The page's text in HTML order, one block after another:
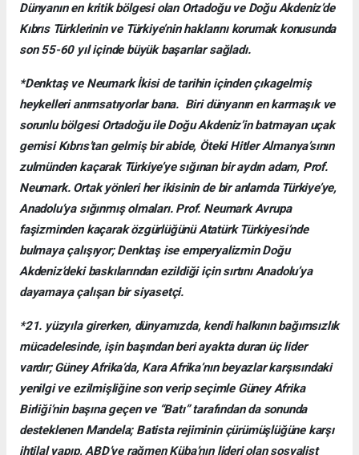
Dünyanın en kritik bölgesi olan Ortadoğu ve Doğu Akdeniz’de
Kıbrıs Türklerinin ve Türkiye’nin haklarını korumak konusunda
son 55-60 yıl içinde büyük başarılar sağladı.
*Denktaş ve Neumark İkisi de tarihin içinden çıkagelmiş
heykelleri anımsatıyorlar bana. Biri dünyanın en karmaşık ve
sorunlu bölgesi Ortadoğu ile Doğu Akdeniz’in batmayan uçak
gemisi Kıbrıs’tan gelmiş bir abide, Öteki Hitler Almanya’sının
zulmünden kaçarak Türkiye’ye sığınan bir aydın adam, Prof.
Neumark. Ortak yönleri her ikisinin de bir anlamda Türkiye’ye,
Anadolu’ya sığınmış olmaları. Prof. Neumark Avrupa
faşizminden kaçarak özgürlüğünü Atatürk Türkiyesi’nde
bulmaya çalışıyor; Denktaş ise emperyalizmin Doğu
Akdeniz’deki baskılarından ezildiği için sırtını Anadolu’ya
dayamaya çalışan bir siyasetçi.
*21. yüzyıla girerken, dünyamızda, kendi halkının bağımsızlık
mücadelesinde, işin başından beri ayakta duran üç lider
vardır; Güney Afrika’da, Kara Afrika’nın beyazlar karşısındaki
yenilgi ve ezilmişliğine son verip seçimle Güney Afrika
Birliği’nin başına geçen ve “Batı” tarafından da sonunda
desteklenen Mandela; Batista rejiminin çürümüşlüğüne karşı
ihtilal yapıp, ABD’ye rağmen Küba’nın lideri olan sosyalist